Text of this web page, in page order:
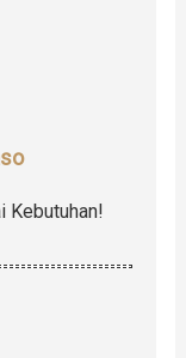
Kebutuhan!